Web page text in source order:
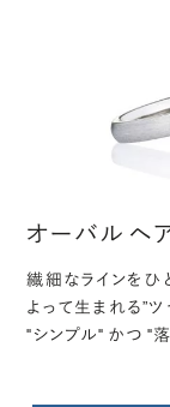
オーバル ヘ
繊細なラインを
よって生まれる”
"シンプル" かつ "